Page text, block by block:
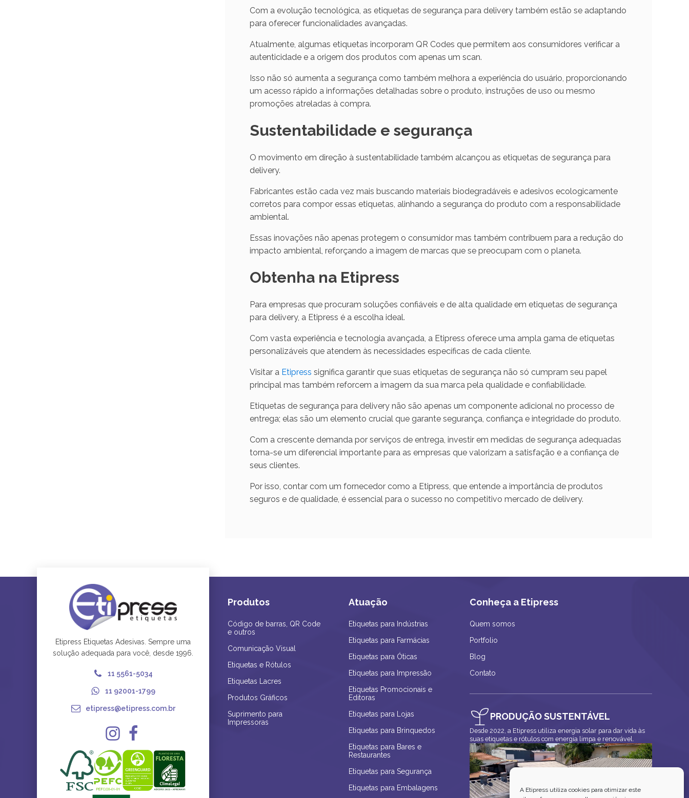
A Etipress utiliza cookies para otimizar este
Com a evolução tecnológica, as etiquetas de segurança para delivery também estão se adaptando
para oferecer funcionalidades avançadas.
Atualmente, algumas etiquetas incorporam QR Codes que permitem aos consumidores verificar a
autenticidade e a origem dos produtos com apenas um scan.
Isso não só aumenta a segurança como também melhora a experiência do usuário, proporcionando
um acesso rápido a informações detalhadas sobre o produto, instruções de uso ou mesmo
promoções atreladas à compra.
Sustentabilidade e segurança
O movimento em direção à sustentabilidade também alcançou as etiquetas de segurança para
delivery.
Fabricantes estão cada vez mais buscando materiais biodegradáveis e adesivos ecologicamente
corretos para compor essas etiquetas, alinhando a segurança do produto com a responsabilidade
ambiental.
Essas inovações não apenas protegem o consumidor mas também contribuem para a redução do
impacto ambiental, reforçando a imagem de marcas que se preocupam com o planeta.
Obtenha na Etipress
Para empresas que procuram soluções confiáveis e de alta qualidade em etiquetas de segurança
para delivery, a Etipress é a escolha ideal.
Com vasta experiência e tecnologia avançada, a Etipress oferece uma ampla gama de etiquetas
personalizáveis que atendem às necessidades específicas de cada cliente.
Visitar aEtipress significa garantir que suas etiquetas de segurança não só cumpram seu papel
principal mas também reforcem a imagem da sua marca pela qualidade e confiabilidade.
Etiquetas de segurança para delivery não são apenas um componente adicional no processo de
entrega; elas são um elemento crucial que garante segurança, confiança e integridade do produto.
Com a crescente demanda por serviços de entrega, investir em medidas de segurança adequadas
torna-se um diferencial importante para as empresas que valorizam a satisfação e a confiança de
seus clientes.
Por isso, contar com um fornecedor como a Etipress, que entende a importância de produtos
seguros e de qualidade, é essencial para o sucesso no competitivo mercado de delivery.
Etipress Etiquetas Adesivas. Sempre uma
solução adequada para você, desde 1996.
11 5561-5034
11 92001-1799
etipress@etipress.com.br
Produtos
Código de barras, QR Code
e outros
Comunicação Visual
Etiquetas e Rótulos
Etiquetas Lacres
Produtos Gráficos
Suprimento para
Impressoras
Atuação
Etiquetas para Indústrias
Etiquetas para Farmácias
Etiquetas para Óticas
Etiquetas para Impressão
Etiquetas Promocionais e
Editoras
Etiquetas para Lojas
Etiquetas para Brinquedos
Etiquetas para Bares e
Restaurantes
Etiquetas para Segurança
Etiquetas para Embalagens
Conheça a Etipress
Quem somos
Portfolio
Blog
Contato
PRODUÇÃO SUSTENTÁVEL
Desde 2022, a Etipress utiliza energia solar para dar vida às
suas etiquetas e rótulos com energia limpa e renovável.